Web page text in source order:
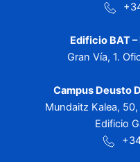
Edificio BAT
Gran Vía, 1.
Campus Deusto
Mundaitz Kalea,
Edificio